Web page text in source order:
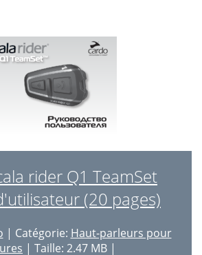
rider Q1 TeamSet
(20 pages)
| Catégorie: Haut-parleurs pour
| Taille: 2.47 MB |